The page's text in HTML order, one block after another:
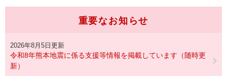
重要なお知らせ
2026年8月5日更新
令和8年熊本地震に係る支援等情報を掲載しています（随時更
新）